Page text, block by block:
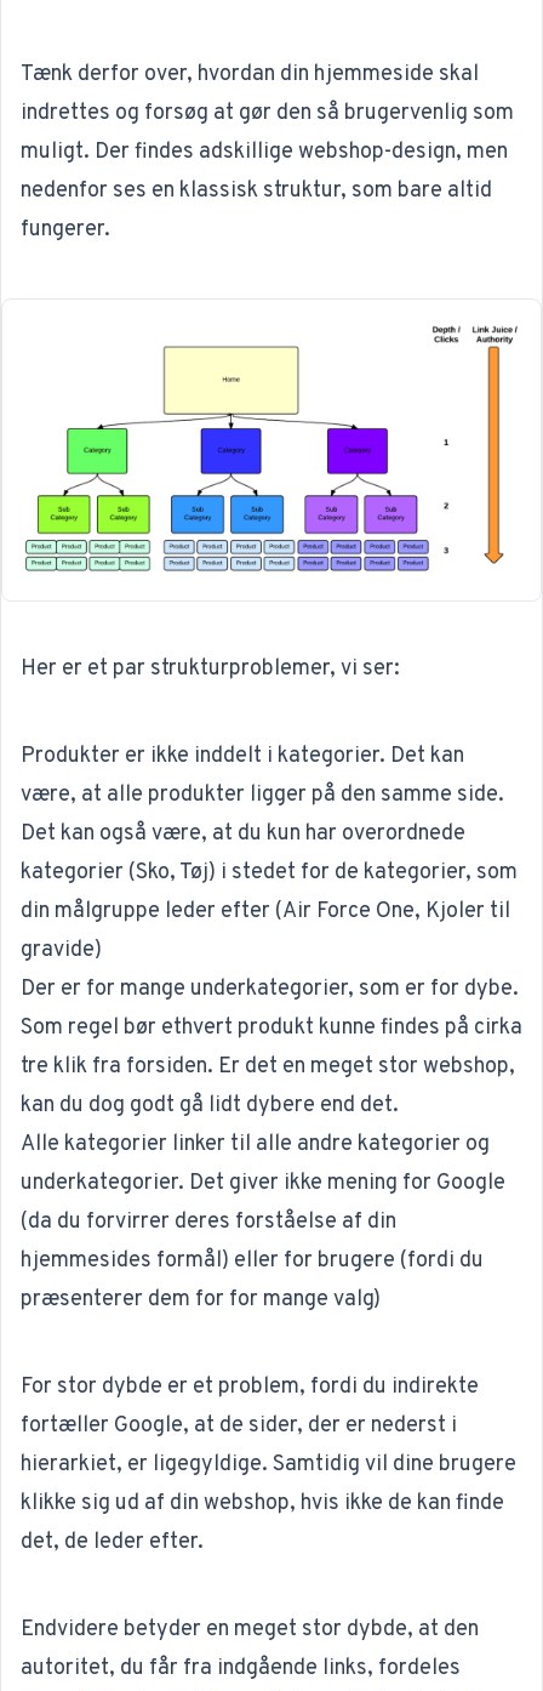
Tænk derfor over, hvordan din hjemmeside skal
indrettes og forsøg at gør den så brugervenlig som
muligt. Der findes adskillige webshop-design, men
nedenfor ses en klassisk struktur, som bare altid
fungerer.
Her er et par strukturproblemer, vi ser:
Produkter er ikke inddelt i kategorier. Det kan
være, at alle produkter ligger på den samme side.
Det kan også være, at du kun har overordnede
kategorier (Sko, Tøj) i stedet for de kategorier, som
din målgruppe leder efter (Air Force One, Kjoler til
gravide)
Der er for mange underkategorier, som er for dybe.
Som regel bør ethvert produkt kunne findes på cirka
tre klik fra forsiden. Er det en meget stor webshop,
kan du dog godt gå lidt dybere end det.
Alle kategorier linker til alle andre kategorier og
underkategorier. Det giver ikke mening for Google
(da du forvirrer deres forståelse af din
hjemmesides formål) eller for brugere (fordi du
præsenterer dem for for mange valg)
For stor dybde er et problem, fordi du indirekte
fortæller Google, at de sider, der er nederst i
hierarkiet, er ligegyldige. Samtidig vil dine brugere
klikke sig ud af din webshop, hvis ikke de kan finde
det, de leder efter.
Endvidere betyder en meget stor dybde, at den
autoritet, du får fra indgående links, fordeles